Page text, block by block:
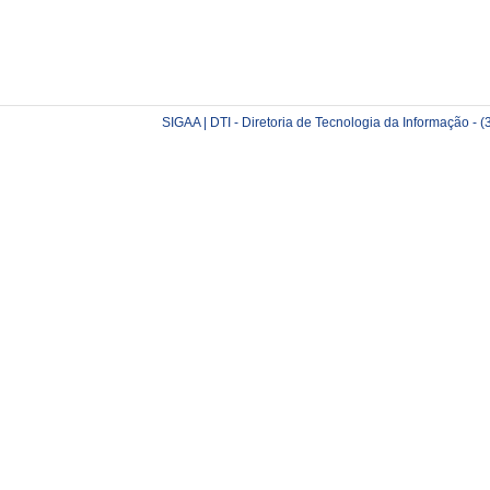
SIGAA | DTI - Diretoria de Tecnologia da Informação